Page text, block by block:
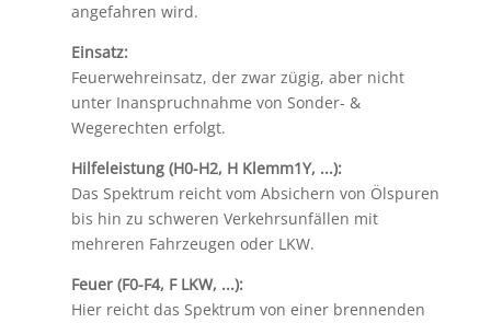
angefahren wird.
Einsatz:
Feuerwehreinsatz, der zwar zügig, aber nicht
unter Inanspruchnahme von Sonder- &
Wegerechten erfolgt.
Hilfeleistung (H0-H2, H Klemm1Y, ...):
Das Spektrum reicht vom Absichern von Ölspuren
bis hin zu schweren Verkehrsunfällen mit
mehreren Fahrzeugen oder LKW.
Feuer (F0-F4, F LKW, ...):
Hier reicht das Spektrum von einer brennenden